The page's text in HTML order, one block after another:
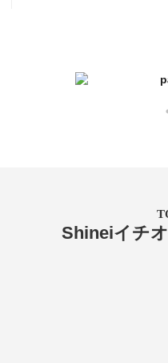
Shineiイチ